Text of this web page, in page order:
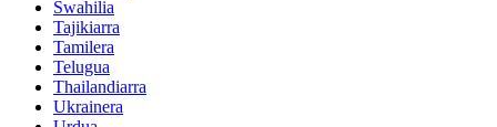
Swahilia
Tajikiarra
Tamilera
Telugua
Thailandiarra
Ukrainera